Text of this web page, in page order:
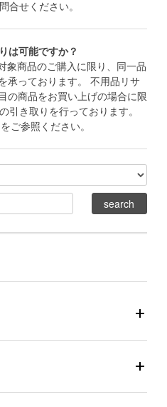
合せください。
は可能ですか？
商品のご購入に限り、同一品
承っております。 不用品リサ
の商品をお買い上げの場合に限
引き取りを行っております。
をご参照ください。